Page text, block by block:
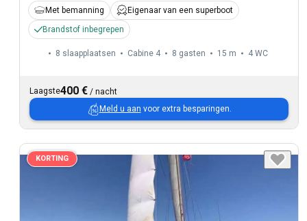
Met bemanning
Eigenaar van een superboot
Brandstof inbegrepen
8 slaapplaatsen Cabine 4 8 gasten 15 m 4 WC
Laagste400 € / nacht
Meld u aan voor extra besparingen.
KORTING